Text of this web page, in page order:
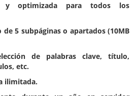
y optimizada para todos los
5 subpáginas o apartados (10MB
de palabras clave, título,
etc.
ilimitada.